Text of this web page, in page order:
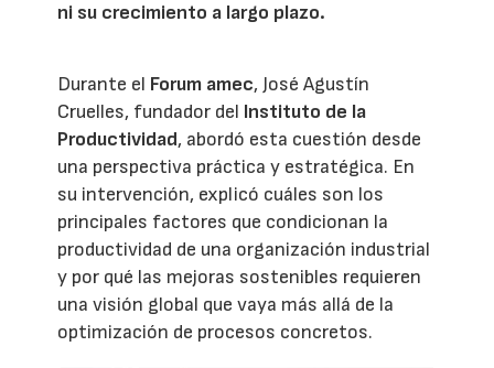
ni su crecimiento a largo plazo.
Durante el Forum amec, José Agustín
Cruelles, fundador del Instituto de la
Productividad, abordó esta cuestión desde
una perspectiva práctica y estratégica. En
su intervención, explicó cuáles son los
principales factores que condicionan la
productividad de una organización industrial
y por qué las mejoras sostenibles requieren
una visión global que vaya más allá de la
optimización de procesos concretos.